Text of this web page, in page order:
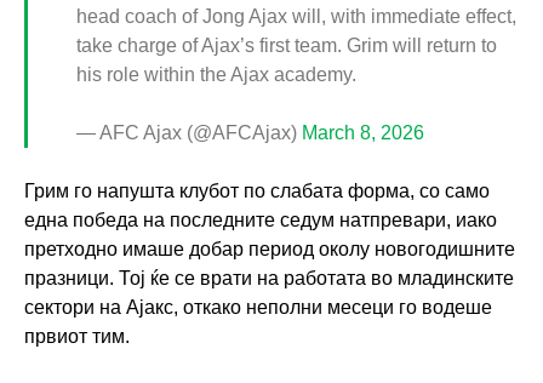
head coach of Jong Ajax will, with immediate effect,
take charge of Ajax’s first team. Grim will return to
his role within the Ajax academy.
— AFC Ajax (@AFCAjax) March 8, 2026
Грим го напушта клубот по слабата форма, со само
една победа на последните седум натпревари, иако
претходно имаше добар период околу новогодишните
празници. Тој ќе се врати на работата во младинските
сектори на Ајакс, откако неполни месеци го водеше
првиот тим.